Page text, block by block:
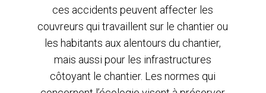
ces accidents peuvent affecter les
couvreurs qui travaillent sur le chantier ou
les habitants aux alentours du chantier,
mais aussi pour les infrastructures
côtoyant le chantier. Les normes qui